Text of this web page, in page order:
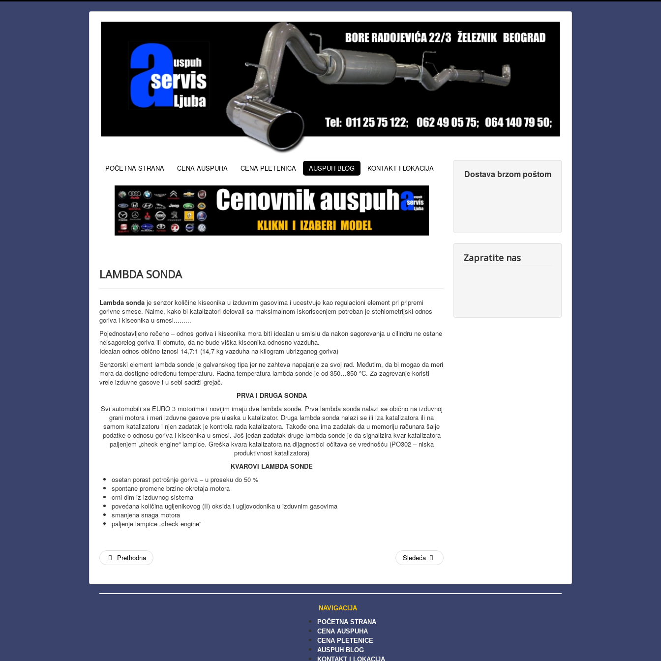
POČETNA STRANA CENA AUSPUHA CENA PLETENICA AUSPUH BLOG KONTAKT I LOKACIJA
LAMBDA SONDA
Lambda sonda je senzor količine kiseonika u izduvnim gasovima i ucestvuje kao regulacioni element pri pripremi
gorivne smese. Naime, kako bi katalizatori delovali sa maksimalnom iskoriscenjem potreban je stehiometrijski odnos
goriva i kiseonika u smesi.........
Pojednostavljeno rečeno – odnos goriva i kiseonika mora biti idealan u smislu da nakon sagorevanja u cilindru ne ostane
neisagorelog goriva ili obrnuto, da ne bude viška kiseonika odnosno vazduha.
Idealan odnos obično iznosi 14,7:1 (14,7 kg vazduha na kilogram ubrizganog goriva)
Senzorski element lambda sonde je galvanskog tipa jer ne zahteva napajanje za svoj rad. Međutim, da bi mogao da meri
mora da dostigne određenu temperaturu. Radna temperatura lambda sonde je od 350…850 °C. Za zagrevanje koristi
vrele izduvne gasove i u sebi sadrži grejač.
PRVA I DRUGA SONDA
Svi automobili sa EURO 3 motorima i novijim imaju dve lambda sonde. Prva lambda sonda nalazi se obično na izduvnoj
grani motora i meri izduvne gasove pre ulaska u katalizator. Druga lambda sonda nalazi se ili iza katalizatora ili na
samom katalizatoru i njen zadatak je kontrola rada katalizatora. Takođe ona ima zadatak da u memoriju računara šalje
podatke o odnosu goriva i kiseonika u smesi. Još jedan zadatak druge lambda sonde je da signalizira kvar katalizatora
paljenjem „check engine“ lampice. Greška kvara katalizatora na dijagnostici očitava se vrednošću (PO302 – niska
produktivnost katalizatora)
KVAROVI LAMBDA SONDE
osetan porast potrošnje goriva – u proseku do 50 %
spontane promene brzine okretaja motora
crni dim iz izduvnog sistema
povećana količina ugljenikovog (II) oksida i ugljovodonika u izduvnim gasovima
smanjena snaga motora
paljenje lampice „check engine“
Prethodna Sledeća
Dostava brzom poštom
Zapratite nas
NAVIGACIJA
POČETNA STRANA
CENA AUSPUHA
CENA PLETENICE
AUSPUH BLOG
KONTAKT I LOKACIJA